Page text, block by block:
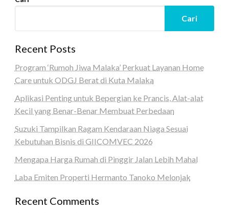
Cari
Recent Posts
Program ‘Rumoh Jiwa Malaka’ Perkuat Layanan Home
Care untuk ODGJ Berat di Kuta Malaka
Aplikasi Penting untuk Bepergian ke Prancis, Alat-alat
Kecil yang Benar-Benar Membuat Perbedaan
Suzuki Tampilkan Ragam Kendaraan Niaga Sesuai
Kebutuhan Bisnis di GIICOMVEC 2026
Mengapa Harga Rumah di Pinggir Jalan Lebih Mahal
Laba Emiten Properti Hermanto Tanoko Melonjak
Recent Comments